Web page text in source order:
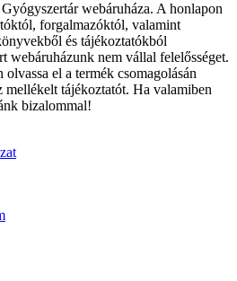
webáruháza. A honlapon
forgalmazóktól, valamint
és tájékoztatókból
webáruházunk nem vállal felelősséget.
el a termék csomagolásán
mellékelt tájékoztatót. Ha valamiben
bizalommal!